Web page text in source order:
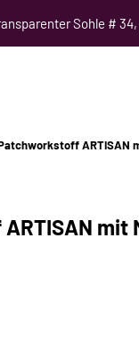
Sohle # 34,
ARTISAN